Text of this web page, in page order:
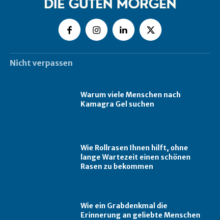
Nicht verpassen
Warum viele Menschen nach
Kamagra Gel suchen
Wie Rollrasen Ihnen hilft, ohne
lange Wartezeit einen schönen
Rasen zu bekommen
Wie ein Grabdenkmal die
Erinnerung an geliebte Menschen